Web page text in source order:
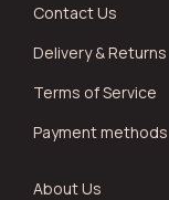
Contact Us
Delivery & Returns
Terms of Service
Payment methods
About Us